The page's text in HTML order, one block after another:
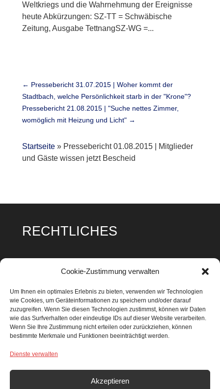
Cookie-Zustimmung verwalten
Um Ihnen ein optimales Erlebnis zu bieten, verwenden wir Technologien
wie Cookies, um Geräteinformationen zu speichern und/oder darauf
zuzugreifen. Wenn Sie diesen Technologien zustimmst, können wir Daten
wie das Surfverhalten oder eindeutige IDs auf dieser Website verarbeiten.
Wenn Sie Ihre Zustimmung nicht erteilen oder zurückziehen, können
bestimmte Merkmale und Funktionen beeinträchtigt werden.
Dienste verwalten
Akzeptieren
Weltkriegs und die Wahrnehmung der Ereignisse
heute Abkürzungen: SZ-TT = Schwäbische
Zeitung, Ausgabe TettnangSZ-WG =...
← Pressebericht 31.07.2015 | Woher kommt der
Stadtbach, welche Persönlichkeit starb in der "Krone"?
Pressebericht 21.08.2015 | "Suche nettes Zimmer,
womöglich mit Heizung und Licht"→
Startseite» Pressebericht 01.08.2015 | Mitglieder
und Gäste wissen jetzt Bescheid
RECHTLICHES
Datenschutz
Cookie Richtlinie
SUCHEN & FINDEN
Search Button